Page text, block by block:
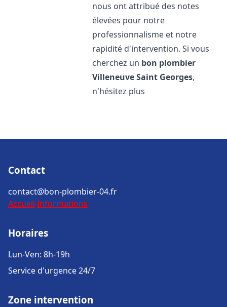
nous ont attribué des notes
élevées pour notre
professionnalisme et notre
rapidité d'intervention. Si vous
cherchez un bon plombier
Villeneuve Saint Georges,
n'hésitez plus
Contact
contact@bon-plombier-04.fr
Accueil Informations
Horaires
Lun-Ven: 8h-19h
Service d'urgence 24/7
Zone intervention